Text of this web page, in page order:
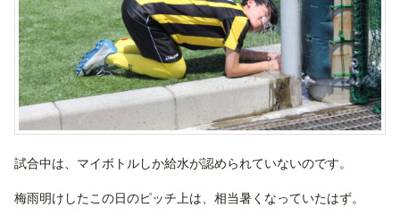
試合中は、マイボトルしか給水が認められていないのです。
梅雨明けしたこの日のピッチ上は、相当暑くなっていたはず。